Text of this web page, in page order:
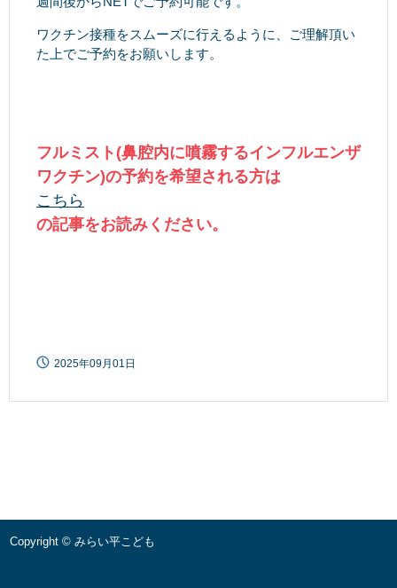
ワクチン接種をスムーズに行えるように、ご理解頂い
た上でご予約をお願いします。
フルミスト(鼻腔内に噴霧するインフルエンザ
ワクチン)の予約を希望される方は
こちら
の記事をお読みください。
2025年09月01日
Copyright © みらい平こども